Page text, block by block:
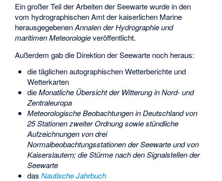
Ein großer Teil der Arbeiten der Seewarte wurde in den
vom hydrographischen Amt der kaiserlichen Marine
herausgegebenenAnnalen der Hydrographie und
maritimen Meteorologieveröffentlicht.
Außerdem gab die Direktion der Seewarte noch heraus:
die täglichen autographischen Wetterberichte und
Wetterkarten
dieMonatliche Übersicht der Witterung in Nord- und
Zentraleuropa
Meteorologische Beobachtungen in Deutschland von
25 Stationen zweiter Ordnung sowie stündliche
Aufzeichnungen von drei
Normalbeobachtungsstationen der Seewarte und von
Kaiserslautern; die Stürme nach den Signalstellen der
Seewarte
das Nautische Jahrbuch